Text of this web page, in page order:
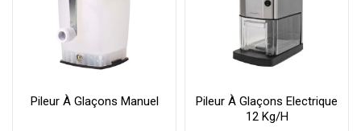
Pileur À Glaçons Manuel
Pileur À Glaçons Electrique
12 Kg/h